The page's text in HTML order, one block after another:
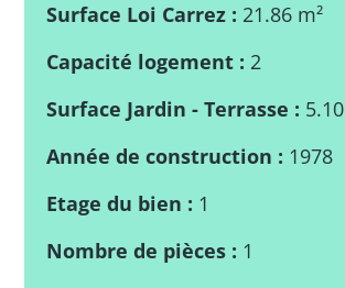
Surface Loi Carrez : 21.86 m²
Capacité logement : 2
Surface Jardin - Terrasse : 5.10
Année de construction : 1978
Etage du bien : 1
Nombre de pièces : 1